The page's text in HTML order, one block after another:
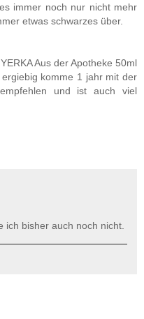
immer noch nur nicht mehr
etwas schwarzes über.
Aus der Apotheke 50ml
komme 1 jahr mit der
und ist auch viel
ich bisher auch noch nicht.